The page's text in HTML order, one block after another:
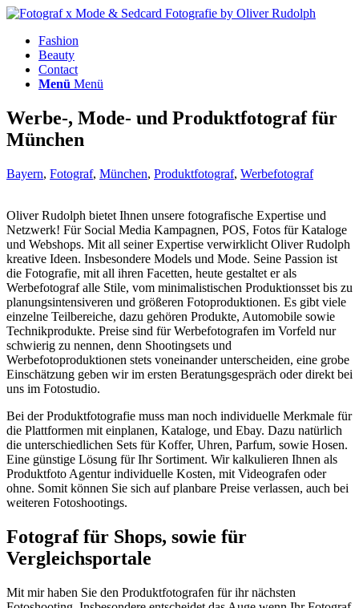
Fashion
Beauty
Contact
Menü Menü
Werbe-, Mode- und Produktfotograf für
München
Bayern, Fotograf, München, Produktfotograf, Werbefotograf
Oliver Rudolph bietet Ihnen unsere fotografische Expertise und
Netzwerk! Für Social Media Kampagnen, POS, Fotos für Kataloge
und Webshops. Mit all seiner Expertise verwirklicht Oliver Rudolph
kreative Ideen. Insbesondere Models und Mode. Seine Passion ist
die Fotografie, mit all ihren Facetten, heute gestaltet er als
Werbefotograf alle Stile, vom minimalistischen Produktionsset bis zu
planungsintensiveren und größeren Fotoproduktionen. Es gibt viele
einzelne Teilbereiche, dazu gehören Produkte, Automobile sowie
Technikprodukte. Preise sind für Werbefotografen im Vorfeld nur
schwierig zu nennen, denn Shootingsets und
Werbefotoproduktionen stets voneinander unterscheiden, eine grobe
Einschätzung geben wir im ersten Beratungsgespräch oder direkt bei
uns im Fotostudio.
Bei der Produktfotografie muss man noch individuelle Merkmale für
die Plattformen mit einplanen, Kataloge, und Ebay. Dazu natürlich
die unterschiedlichen Sets für Koffer, Uhren, Parfum, sowie Hosen.
Eine günstige Lösung für Ihr Sortiment. Wir kalkulieren Ihnen als
Produktfoto Agentur individuelle Kosten, mit Videografen oder
ohne. Somit können Sie sich auf planbare Preise verlassen, auch bei
weiteren Fotoshootings.
Fotograf für Shops, sowie für
Vergleichsportale
Mit mir haben Sie den Produktfotografen für ihr nächsten